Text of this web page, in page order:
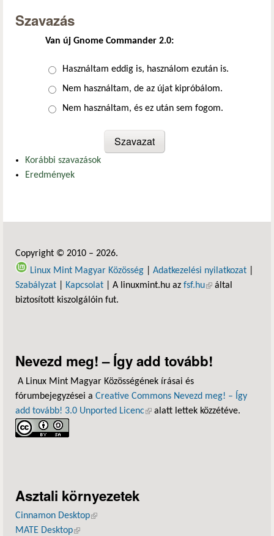
Szavazás
Van új Gnome Commander 2.0:
Választások
Használtam eddig is, használom ezután is.
Nem használtam, de az újat kipróbálom.
Nem használtam, és ez után sem fogom.
Korábbi szavazások
Eredmények
Copyright © 2010 – 2026.
Linux Mint Magyar Közösség
Adatkezelési nyilatkozat
Szabályzat
Kapcsolat | A linuxmint.hu az fsf.hu(külső hivatkozás)
által
biztosított kiszolgálóin fut.
Nevezd meg! – Így add tovább!
A Linux Mint Magyar Közösségének írásai és
fórumbejegyzései a Creative Commons Nevezd meg! – Így
add tovább! 3.0 Unported Licenc(külső hivatkozás)
alatt lettek közzétéve.
Asztali környezetek
Cinnamon Desktop(külső hivatkozás)
MATE Desktop(külső hivatkozás)